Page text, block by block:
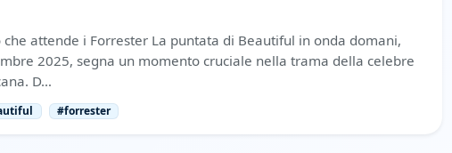
che attende i Forrester La puntata di Beautiful in onda domani,
2025, segna un momento cruciale nella trama della celebre
D…
#forrester